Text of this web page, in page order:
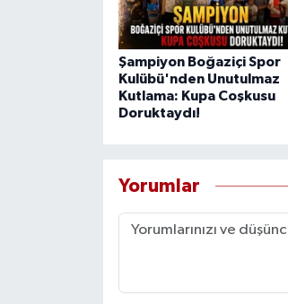
Şampiyon Boğaziçi Spor
Kulübü'nden Unutulmaz
Kutlama: Kupa Coşkusu
Doruktaydı!
Yorumlar